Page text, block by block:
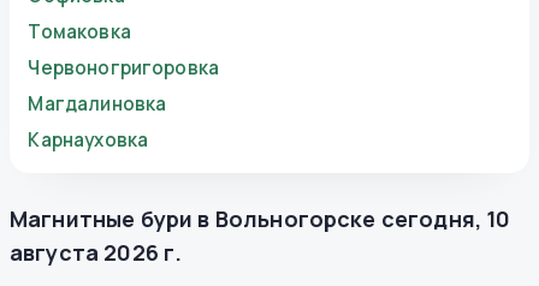
Томаковка
Червоногригоровка
Магдалиновка
Карнауховка
Магнитные бури в Вольногорске сегодня, 10
августа 2026 г.